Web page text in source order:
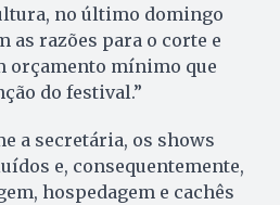
no último domingo
as razões para o corte e
orçamento mínimo que
do festival.”
a secretária, os shows
e, consequentemente,
hospedagem e cachês